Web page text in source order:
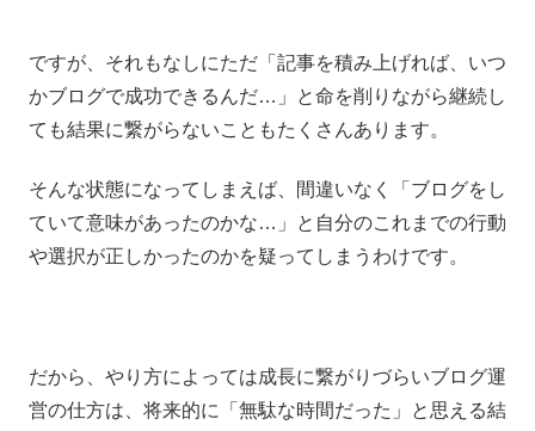
ですが、それもなしにただ「記事を積み上げれば、いつ
かブログで成功できるんだ…」と命を削りながら継続し
ても結果に繋がらないこともたくさんあります。
そんな状態になってしまえば、間違いなく「ブログをし
ていて意味があったのかな…」と自分のこれまでの行動
や選択が正しかったのかを疑ってしまうわけです。
だから、やり方によっては成長に繋がりづらいブログ運
営の仕方は、将来的に「無駄な時間だった」と思える結